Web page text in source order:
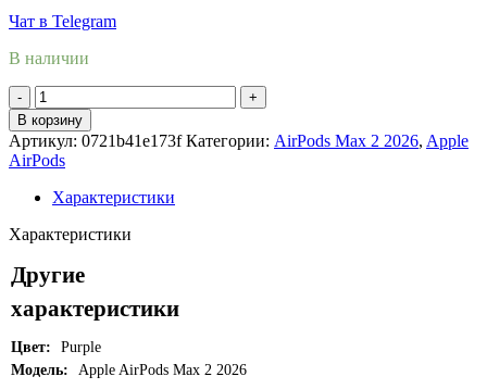
Чат в Telegram
В наличии
Количество
товара
Наушники
Apple
AirPods
Max
(2026)
(Purple)
В корзину
Артикул: 0721b41e173fКатегории: AirPods Max 2 2026, Apple
AirPods
Характеристики
Характеристики
Другие
характеристики
Цвет:
Purple
Модель:
Apple AirPods Max 2 2026